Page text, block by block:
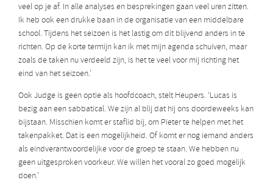
veel op je af. In alle analyses en besprekingen gaan veel uren zitten.
Ik heb ook een drukke baan in de organisatie van een middelbare
school. Tijdens het seizoen is het lastig om dit blijvend anders in te
richten. Op de korte termijn kan ik met mijn agenda schuiven, maar
zoals de taken nu verdeeld zijn, is het te veel voor mij richting het
eind van het seizoen.’
Ook Judge is geen optie als hoofdcoach, stelt Heupers. ‘Lucas is
bezig aan een sabbatical. We zijn al blij dat hij ons doordeweeks kan
bijstaan. Misschien komt er staflid bij, om Pieter te helpen met het
takenpakket. Dat is een mogelijkheid. Of komt er nog iemand anders
als eindverantwoordelijke voor de groep te staan. We hebben nu
geen uitgesproken voorkeur. We willen het vooral zo goed mogelijk
doen.’